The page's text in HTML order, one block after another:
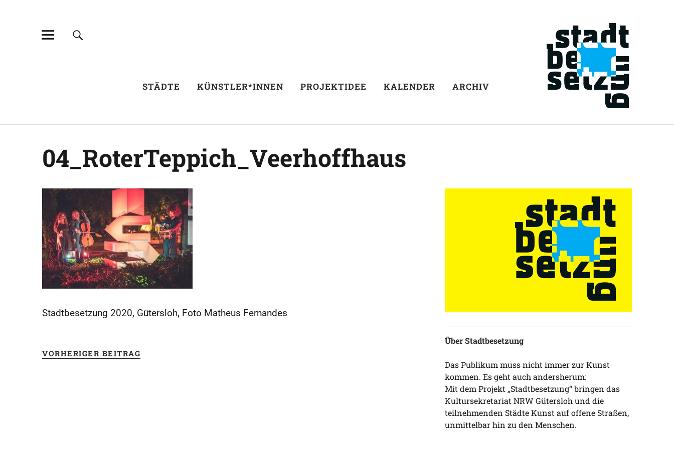
STÄDTE KÜNSTLER*INNEN PROJEKTIDEE KALENDER ARCHIV
04_RoterTeppich_Veerhoffhaus
Stadtbesetzung 2020, Gütersloh, Foto Matheus Fernandes
VORHERIGER BEITRAG
Über Stadtbesetzung
Das Publikum muss nicht immer zur Kunst
kommen. Es geht auch andersherum:
Mit dem Projekt „Stadtbesetzung“ bringen das
Kultursekretariat NRW Gütersloh und die
teilnehmenden Städte Kunst auf offene Straßen,
unmittelbar hin zu den Menschen.